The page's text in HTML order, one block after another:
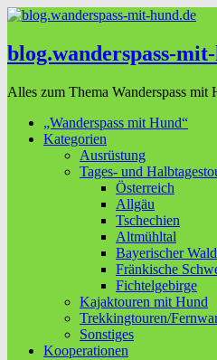
blog.wanderspass-
Alles zum Thema Wanderspass mit
„Wanderspass mit Hund“
Kategorien
Ausrüstung
Tages- und
Österreich
Allgäu
Tschechien
Altmühltal
Bayerischer Wald
Fränkische
Fichtelgebirge
Kajaktouren mit Hund
Trekkingtouren/
Sonstiges
Kooperationen